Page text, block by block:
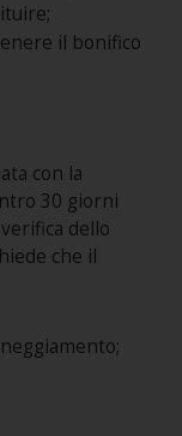
il bonifico
con la
30 giorni
dello
che il